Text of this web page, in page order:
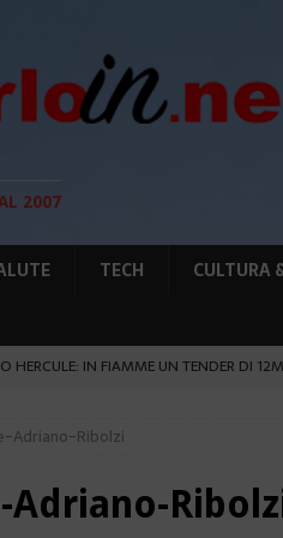
2007
TECH CULTURA
HERCULE: IN FIAMME UN TENDER DI 12M
DI PLACE D’ARMES
RAFFORZANO LA COOPERAZIONE
Adriano-Ribolzi
Adriano-